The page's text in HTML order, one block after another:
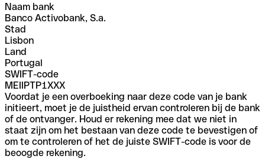
Naam bank
Banco Activobank, S.a.
Stad
Lisbon
Land
Portugal
SWIFT-code
MEIIPTP1XXX
Voordat je een overboeking naar deze code van je bank
initieert, moet je de juistheid ervan controleren bij de bank
of de ontvanger. Houd er rekening mee dat we niet in
staat zijn om het bestaan van deze code te bevestigen of
om te controleren of het de juiste SWIFT-code is voor de
beoogde rekening.